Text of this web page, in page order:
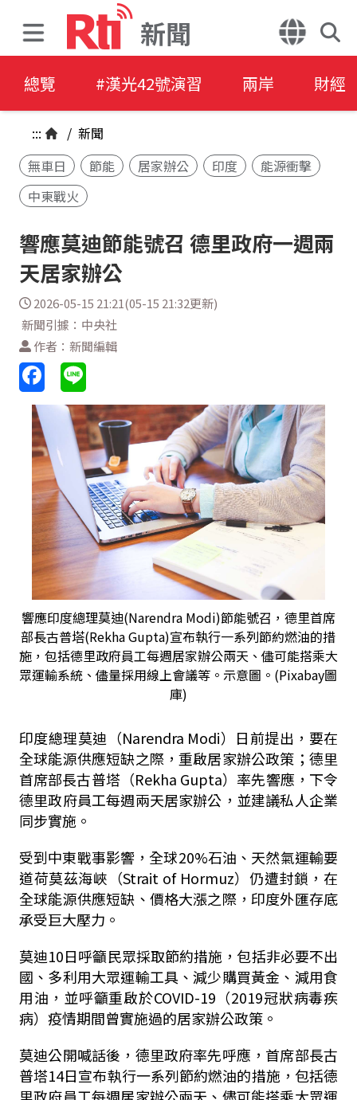
新聞
總覽 #漢光42號演習 兩岸 財經
::: / 新聞
無車日
節能 居家辦公 印度
能源衝擊
中東戰火
響應莫迪節能號召 德里政府一週兩
天居家辦公
2026-05-15 21:21(05-15 21:32更新)
新聞引據：中央社
作者：新聞編輯
響應印度總理莫迪(Narendra Modi)節能號召，德里首席
部長古普塔(Rekha Gupta)宣布執行一系列節約燃油的措
施，包括德里政府員工每週居家辦公兩天、儘可能搭乘大
眾運輸系統、儘量採用線上會議等。示意圖。(Pixabay圖
庫)
印度總理莫迪（Narendra Modi）日前提出，要在
全球能源供應短缺之際，重啟居家辦公政策；德里
首席部長古普塔（Rekha Gupta）率先響應，下令
德里政府員工每週兩天居家辦公，並建議私人企業
同步實施。
受到中東戰事影響，全球20%石油、天然氣運輸要
道荷莫茲海峽（Strait of Hormuz）仍遭封鎖，在
全球能源供應短缺、價格大漲之際，印度外匯存底
承受巨大壓力。
莫迪10日呼籲民眾採取節約措施，包括非必要不出
國、多利用大眾運輸工具、減少購買黃金、減用食
用油，並呼籲重啟於COVID-19（2019冠狀病毒疾
病）疫情期間曾實施過的居家辦公政策。
莫迪公開喊話後，德里政府率先呼應，首席部長古
普塔14日宣布執行一系列節約燃油的措施，包括德